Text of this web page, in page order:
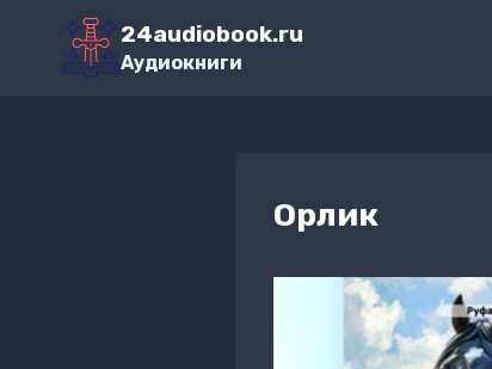
Перейти
содержимому
24audiobook.ru
Аудиокниги
Орлик